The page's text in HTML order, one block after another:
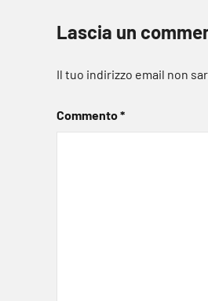
Lascia un
Il tuo indirizzo email non
Commento*